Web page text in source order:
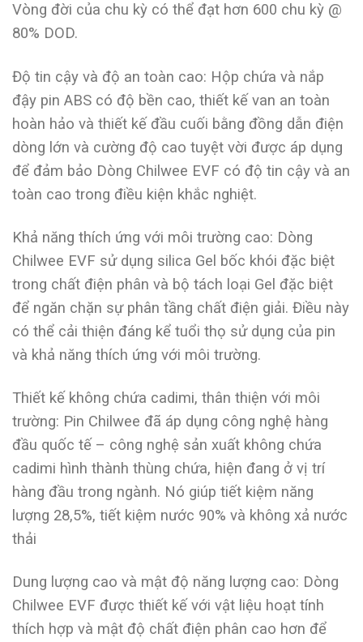
Vòng đời của chu kỳ có thể đạt hơn 600 chu kỳ @
80% DOD.
Độ tin cậy và độ an toàn cao: Hộp chứa và nắp
đậy pin ABS có độ bền cao, thiết kế van an toàn
hoàn hảo và thiết kế đầu cuối bằng đồng dẫn điện
dòng lớn và cường độ cao tuyệt vời được áp dụng
để đảm bảo Dòng Chilwee EVF có độ tin cậy và an
toàn cao trong điều kiện khắc nghiệt.
Khả năng thích ứng với môi trường cao: Dòng
Chilwee EVF sử dụng silica Gel bốc khói đặc biệt
trong chất điện phân và bộ tách loại Gel đặc biệt
để ngăn chặn sự phân tầng chất điện giải. Điều này
có thể cải thiện đáng kể tuổi thọ sử dụng của pin
và khả năng thích ứng với môi trường.
Thiết kế không chứa cadimi, thân thiện với môi
trường: Pin Chilwee đã áp dụng công nghệ hàng
đầu quốc tế – công nghệ sản xuất không chứa
cadimi hình thành thùng chứa, hiện đang ở vị trí
hàng đầu trong ngành. Nó giúp tiết kiệm năng
lượng 28,5%, tiết kiệm nước 90% và không xả nước
thải
Dung lượng cao và mật độ năng lượng cao: Dòng
Chilwee EVF được thiết kế với vật liệu hoạt tính
thích hợp và mật độ chất điện phân cao hơn để